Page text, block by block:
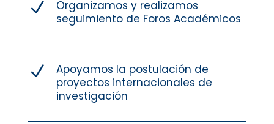
N
Organizamos y realizamos
seguimiento de Foros Académicos
N
Apoyamos la postulación de
proyectos internacionales de
investigación